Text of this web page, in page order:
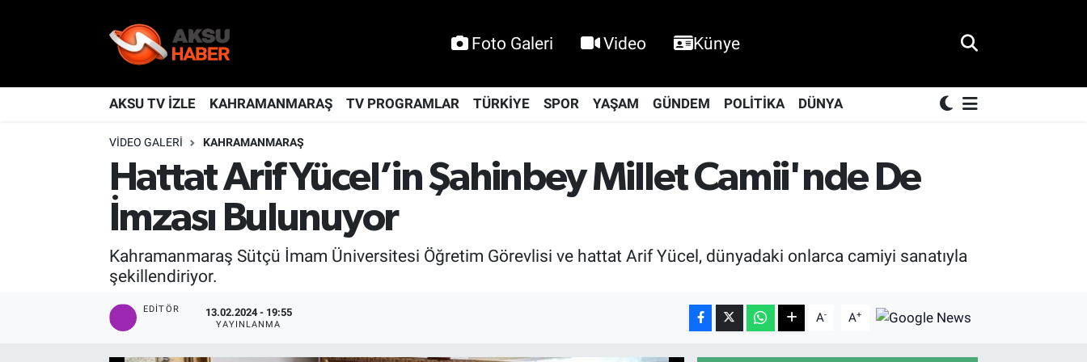
Foto Galeri Video Künye
AKSU TV İZLE KAHRAMANMARAŞ TV PROGRAMLAR TÜRKİYE SPOR YAŞAM GÜNDEM POLİTİKA DÜNYA
VIDEO GALERI KAHRAMANMARAŞ
Hattat Arif Yücel’in Şahinbey Millet Camii'nde De
İmzası Bulunuyor
Kahramanmaraş Sütçü İmam Üniversitesi Öğretim Görevlisi ve hattat Arif Yücel, dünyadaki onlarca camiyi sanatıyla
şekillendiriyor.
EDITÖR 13.02.2024 - 19:55
YAYINLANMA A- A+
KAHRAMANMARAŞ
Nöbetçi Eczaneler
Hava Durumu
Kahramanmaraş Namaz Vakitleri
TFF 2.Lig Kırmızı Grup Puan Durumu ve Fikstür
Tüm Manşetler
Son Dakika Haberleri